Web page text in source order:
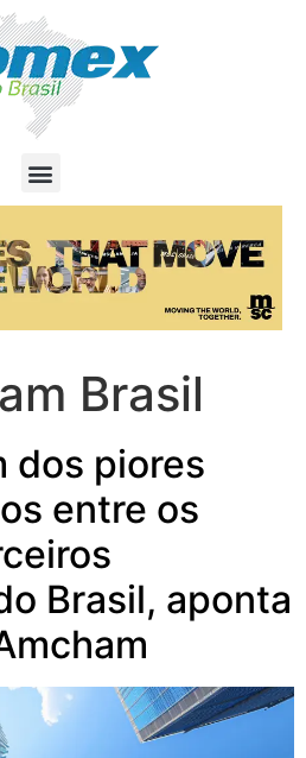
Brasil
dos piores
entre os
Brasil, aponta